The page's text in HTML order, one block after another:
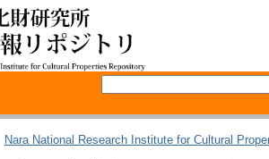
Nara National Research Institute for Cultural